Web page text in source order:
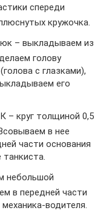
спереди
кружочка.
– выкладываем из
голову
с глазками),
его
– круг толщиной 0,5
в нее
части основания
танкиста.
небольшой
в передней части
водителя.